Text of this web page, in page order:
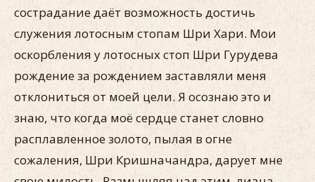
сострадание даёт возможность достичь
служения лотосным стопам Шри Хари. Мои
оскорбления у лотосных стоп Шри Гурудева
рождение за рождением заставляли меня
отклониться от моей цели. Я осознаю это и
знаю, что когда моё сердце станет словно
расплавленное золото, пылая в огне
сожаления, Шри Кришначандра, дарует мне